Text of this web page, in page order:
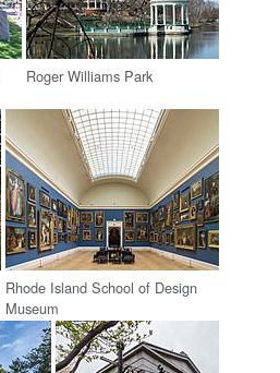
Roger Williams Park
Rhode Island School of Design
Museum